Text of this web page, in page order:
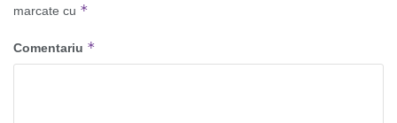
marcate cu *
Comentariu *